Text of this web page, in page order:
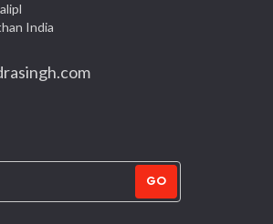
India
GO